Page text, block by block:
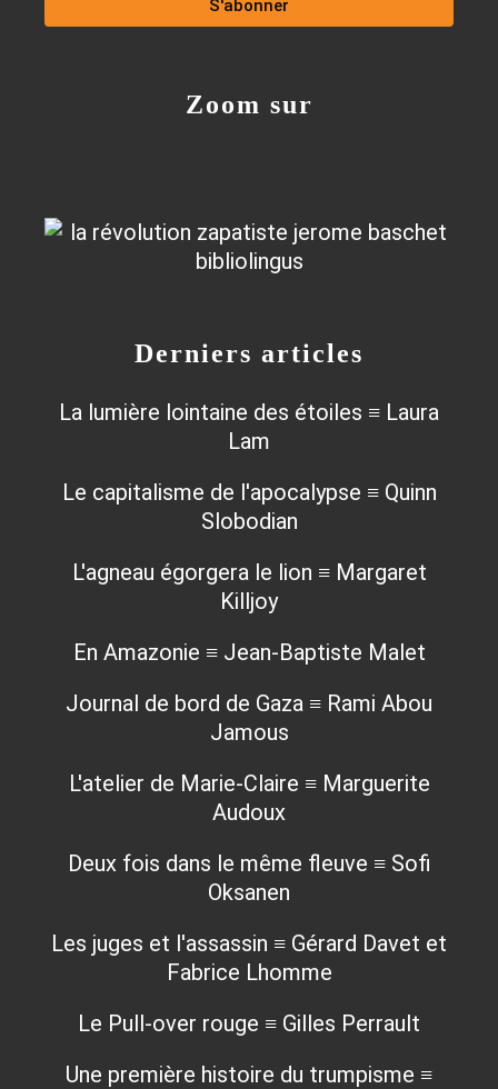
Derniers articles
La lumière lointaine des étoiles ≡ Laura
Lam
Le capitalisme de l'apocalypse ≡ Quinn
Slobodian
L'agneau égorgera le lion ≡ Margaret
Killjoy
En Amazonie ≡ Jean-Baptiste Malet
Journal de bord de Gaza ≡ Rami Abou
Jamous
L'atelier de Marie-Claire ≡ Marguerite
Audoux
Deux fois dans le même fleuve ≡ Sofi
Oksanen
Les juges et l'assassin ≡ Gérard Davet et
Fabrice Lhomme
Le Pull-over rouge ≡ Gilles Perrault
Une première histoire du trumpisme ≡
Zoom sur